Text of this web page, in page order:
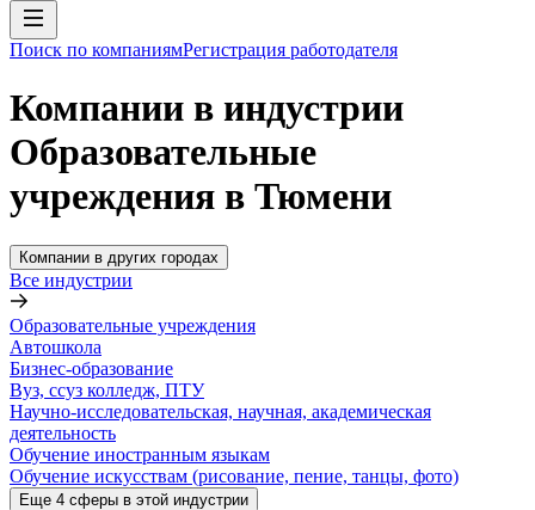
Поиск по компаниямРегистрация работодателя
Компании в индустрии
Образовательные
учреждения в Тюмени
Компании в других городах
Все индустрии
Образовательные учреждения
Автошкола
Бизнес-образование
Вуз, ссуз колледж, ПТУ
Научно-исследовательская, научная, академическая
деятельность
Обучение иностранным языкам
Обучение искусствам (рисование, пение, танцы, фото)
Еще 4 сферы в этой индустрии